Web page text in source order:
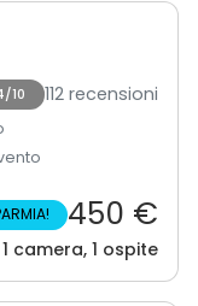
10 112 recensioni
450 €
camera, 1 ospite